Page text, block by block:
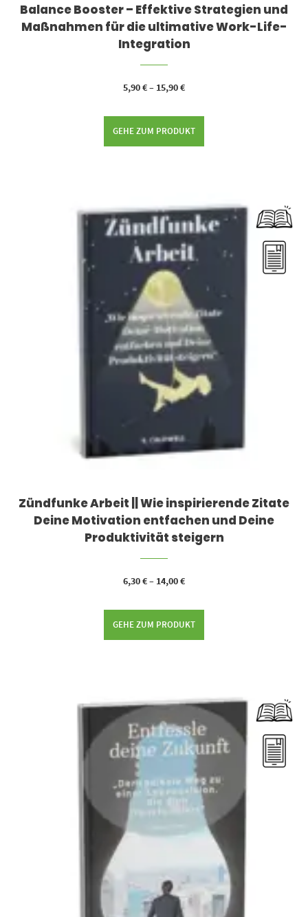
Balance Booster – Effektive Strategien und
Maßnahmen für die ultimative Work-Life-
Integration
5,90€– 15,90€
GEHE ZUM PRODUKT
Zündfunke Arbeit || Wie inspirierende Zitate
Deine Motivation entfachen und Deine
Produktivität steigern
6,30€– 14,00€
GEHE ZUM PRODUKT